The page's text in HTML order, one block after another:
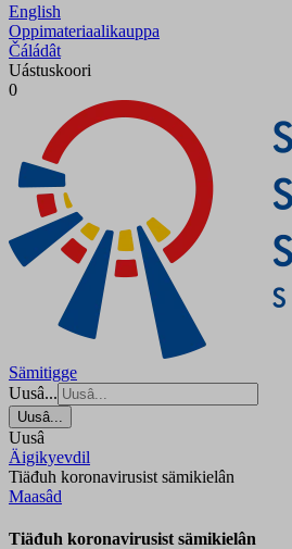
English
Oppimateriaalikauppa
Čáládât
Uástuskoori
0
Sämitigge
Uusâ...
Uusâ...
Uusâ
Äigikyevdil
Tiäđuh koronavirusist sämikielân
Maasâd
Tiäđuh koronavirusist sämikielân